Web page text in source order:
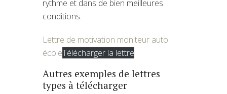
rythme et dans de bien meilleures
conditions.
Lettre de motivation moniteur auto
écoleTélécharger la lettre
Autres exemples de lettres
types à télécharger